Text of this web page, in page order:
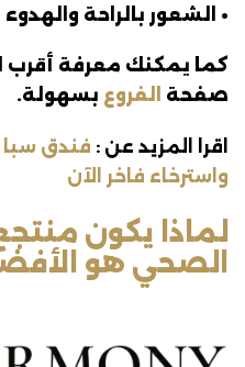
• الشعور بالراحة والهدوء
كما يمكنك معرفة أقرب
صفحة
الفروع بسهولة.
اقرا المزيد عن : فندق سبا
واسترخاء فاخر الآن
لماذا يكون
الصحي هو